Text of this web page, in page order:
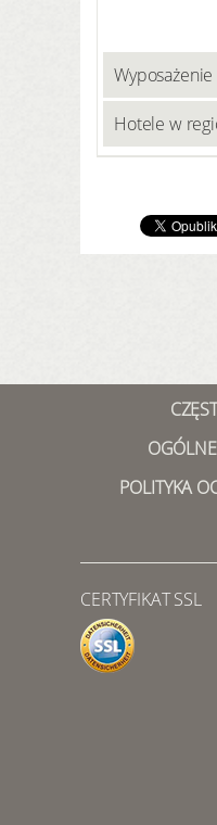
Wyposażenie
Hotele w
POLITYKA
CERTYFIKAT SSL